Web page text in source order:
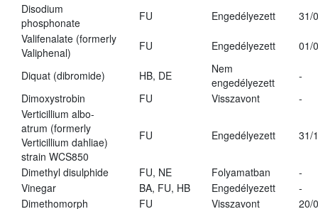
Disodium
phosphonate
FU Engedélyezett
31/
Valifenalate (formerly
Valiphenal)
FU Engedélyezett 01/
Diquat (dibromide) HB, DE
Nem
engedélyezett
-
Dimoxystrobin
FU Visszavont
-
Verticillium albo-
atrum (formerly
Verticillium dahliae)
strain WCS850
FU Engedélyezett 31/
Dimethyl disulphide FU, NE Folyamatban
-
Vinegar
BA, FU, HB Engedélyezett
-
Dimethomorph
FU Visszavont
20/